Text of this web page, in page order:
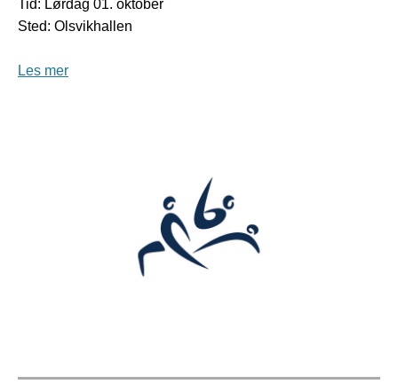
Tid: Lørdag 01. oktober
Sted: Olsvikhallen
Les mer